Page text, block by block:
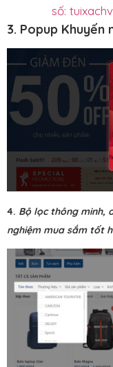
số:
3. Popup Khuyến
4. Bộ lọc thông minh,
nghiệm mua sắm tốt